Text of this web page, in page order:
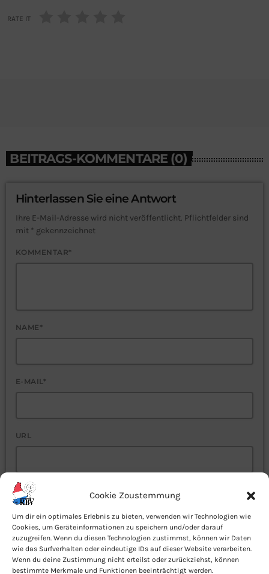
Cookie Zoustemmung
Um dir ein optimales Erlebnis zu bieten, verwenden wir Technologien wie
Cookies, um Geräteinformationen zu speichern und/oder darauf
zuzugreifen. Wenn du diesen Technologien zustimmst, können wir Daten
wie das Surfverhalten oder eindeutige IDs auf dieser Website verarbeiten.
Wenn du deine Zustimmung nicht erteilst oder zurückziehst, können
bestimmte Merkmale und Funktionen beeinträchtigt werden.
RATE IT
BEITRAGS-KOMMENTARE (0)
Hinterlassen Sie eine Antwort
Ihre E-Mail-Adresse wird nicht veröffentlicht. Pflichtfelder sind
mit * gekennzeichnet
KOMMENTAR*
NAME*
E-MAIL*
URL
NAME, E-MAIL-ADRESSE UND WEBSITE IN DIESEM
SPEICHERN.